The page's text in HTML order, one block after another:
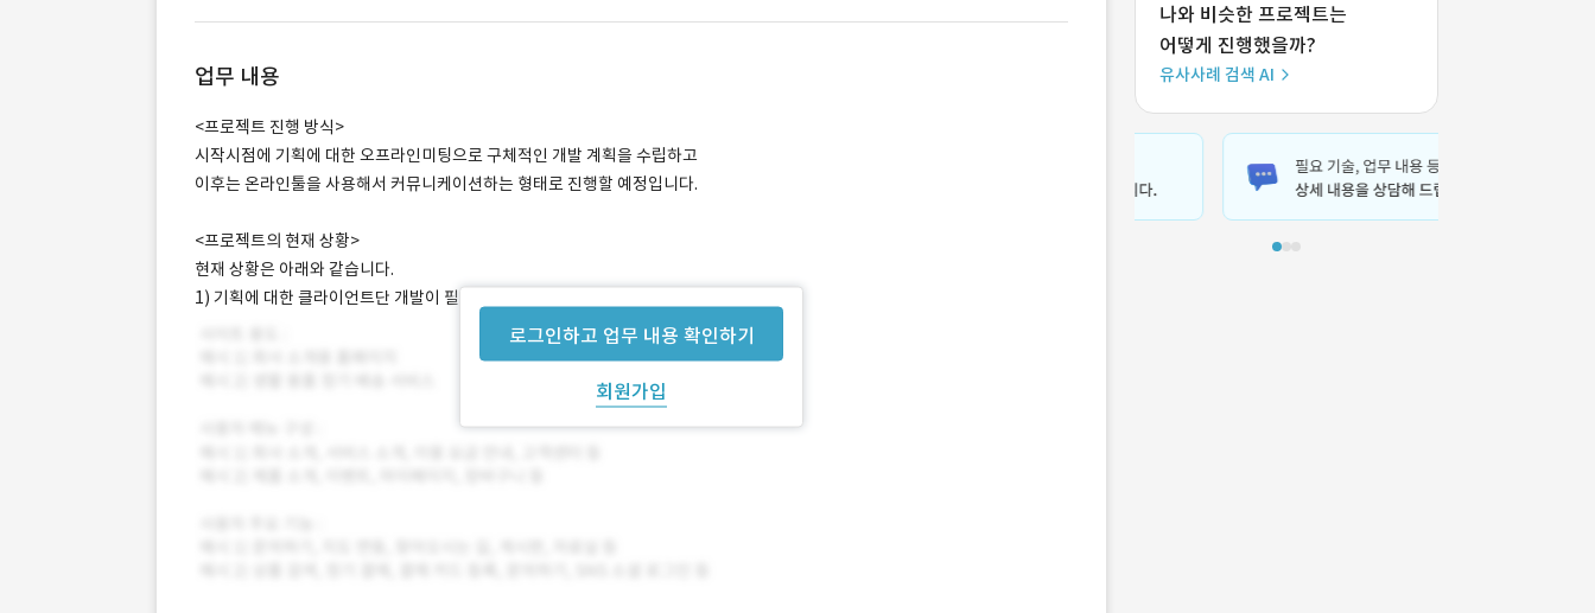
업무 내용
로그인하고 업무 내용 확인하기
회원가입
<프로젝트 진행 방식>
시작시점에 기획에 대한 오프라인미팅으로 구체적인 개발 계획을 수립하고
이후는 온라인툴을 사용해서 커뮤니케이션하는 형태로 진행할 예정입니다.
<프로젝트의 현재 상황>
현재 상황은 아래와 같습니다.
1) 기획에 대한 클라이언트단 개발이 필요합니다.
나와 비슷한 프로젝트는
어떻게 진행했을까?
유사사례 검색 AI